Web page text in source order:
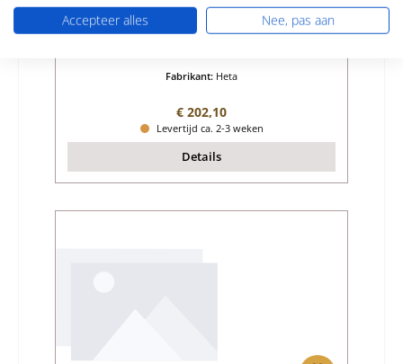
Set
Fabrikant: Heta
Normale prijs:
€ 202,10
Levertijd ca. 2-3 weken
Details
Accepteer alles Nee, pas aan